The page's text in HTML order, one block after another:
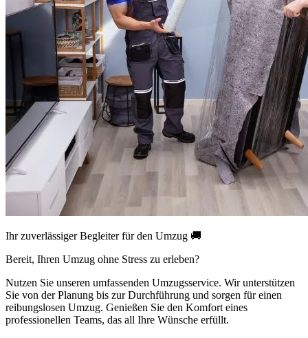
Ihr zuverlässiger Begleiter für den Umzug 🚚
Bereit, Ihren Umzug ohne Stress zu erleben?
Nutzen Sie unseren umfassenden Umzugsservice. Wir unterstützen
Sie von der Planung bis zur Durchführung und sorgen für einen
reibungslosen Umzug. Genießen Sie den Komfort eines
professionellen Teams, das all Ihre Wünsche erfüllt.